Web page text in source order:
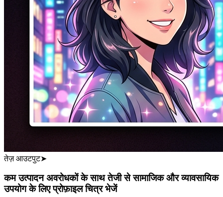
तेज़ आउटपुट➤
कम उत्पादन अवरोधकों के साथ तेजी से सामाजिक और व्यावसायिक
उपयोग के लिए प्रोफ़ाइल चित्र भेजें